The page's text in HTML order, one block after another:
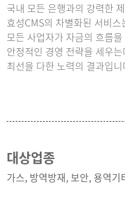
국내 모든 은행과의 강력한
효성CMS의 차별화된 서비스
모든 사업자가 자금의 흐름
안정적인 경영 전략을 세우
최선을 다한 노력의 결과입니
대상업종
가스, 방역방재, 보안, 용역